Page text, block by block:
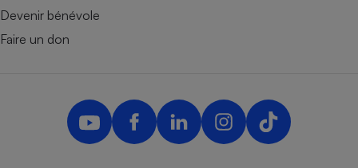
Devenir bénévole
Faire un don